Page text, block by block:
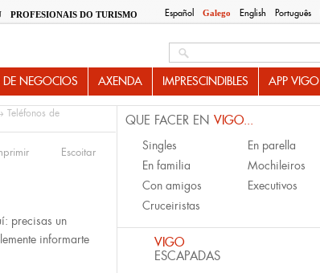
Español Galego English Português
PROFESIONAIS DO TURISMO
NEGOCIOS AXENDA IMPRESCINDIBLES APP VIGO
Teléfonos de
Escoitar
precisas un
informarte
QUE FACER EN VIGO...
Singles
En parella
En familia
Mochileiros
Con amigos
Executivos
Cruceiristas
VIGO
ESCAPADAS